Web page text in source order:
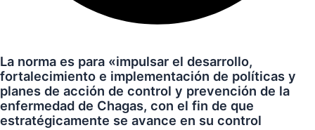
La norma es para «impulsar el desarrollo,
fortalecimiento e implementación de políticas y
planes de acción de control y prevención de la
enfermedad de Chagas, con el fin de que
estratégicamente se avance en su control